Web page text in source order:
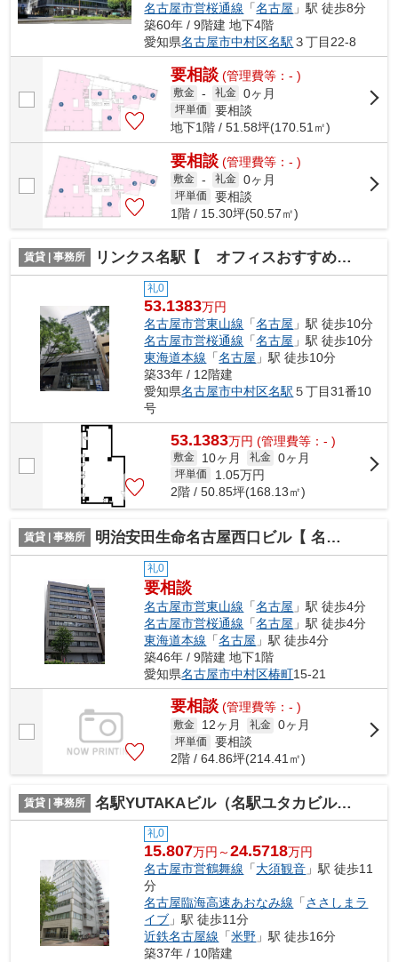
名古屋市営桜通線 「名古屋 」駅 徒歩8分
築60年 / 9階建 地下4階
愛知県名古屋市中村区名駅 ３丁目22-8
要相談 (管理費等：- )
敷金 - 礼金 0ヶ月
坪単価
要相談
地下1階 / 51.58坪(170.51㎡)
要相談 (管理費等：- )
敷金 - 礼金 0ヶ月
坪単価
要相談
1階 / 15.30坪(50.57㎡)
賃貸 | 事務所 リンクス名駅【 オフィスおすすめ 】
礼0
53.1383万円
名古屋市営東山線 「名古屋 」駅 徒歩10分
名古屋市営桜通線 「名古屋 」駅 徒歩10分
東海道本線 「名古屋 」駅 徒歩10分
築33年 / 12階建
愛知県名古屋市中村区名駅 ５丁目31番10
号
53.1383万円 (管理費等：- )
敷金 10ヶ月 礼金 0ヶ月
坪単価 1.05万円
2階 / 50.85坪(168.13㎡)
賃貸 | 事務所 明治安田生命名古屋西口ビル【 名古屋の貸事務所・貸オフィス 】
礼0
要相談
名古屋市営東山線 「名古屋 」駅 徒歩4分
名古屋市営桜通線 「名古屋 」駅 徒歩4分
東海道本線 「名古屋 」駅 徒歩4分
築46年 / 9階建 地下1階
愛知県名古屋市中村区椿町15-21
要相談 (管理費等：- )
敷金 12ヶ月 礼金 0ヶ月
坪単価
要相談
2階 / 64.86坪(214.41㎡)
賃貸 | 事務所 名駅YUTAKAビル（名駅ユタカビル）【 名古屋の貸事務所・貸オフィス 】
礼0
15.807万円～24.5718万円
名古屋市営鶴舞線 「大須観音 」駅 徒歩11
分
名古屋臨海高速あおなみ線 「ささしまラ
イブ 」駅 徒歩11分
近鉄名古屋線 「米野 」駅 徒歩16分
築37年 / 10階建